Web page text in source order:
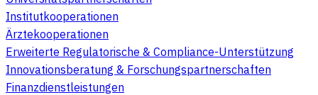
Institutkooperationen
Ärztekooperationen
Erweiterte Regulatorische & Compliance-Unterstützung
Innovationsberatung & Forschungspartnerschaften
Finanzdienstleistungen